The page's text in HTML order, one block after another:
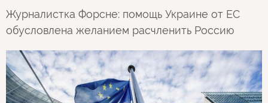
Журналистка Форсне: помощь Украине от ЕС
обусловлена желанием расчленить Россию